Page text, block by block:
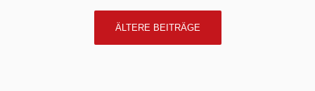
ÄLTERE BEITRÄGE